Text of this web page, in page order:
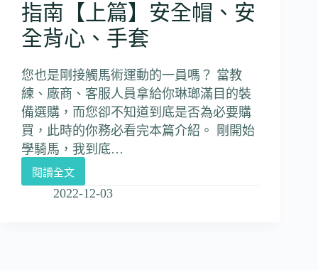
指南【上篇】安全帽、安
全背心、手套
您也是剛接觸馬術運動的一員嗎？ 當教
練、廠商、客服人員拿給你琳瑯滿目的裝
備選購，而您卻不知道到底是否為必要購
買，此時的你務必看完本篇介紹。 剛開始
學騎馬，我到底…
閱讀全文
2022-12-03